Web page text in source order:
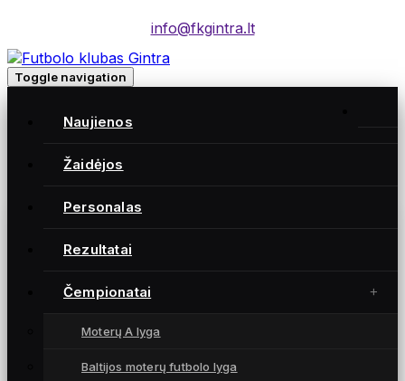
info@fkgintra.lt
Toggle navigation
Naujienos
Žaidėjos
Personalas
Rezultatai
Čempionatai
Moterų A lyga
Baltijos moterų futbolo lyga
Įrašai
Home
Gintra naujienos